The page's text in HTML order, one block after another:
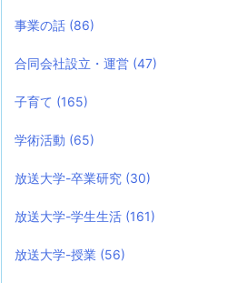
事業の話 (86)
合同会社設立・運営 (47)
子育て (165)
学術活動 (65)
放送大学-卒業研究 (30)
放送大学-学生生活 (161)
放送大学-授業 (56)